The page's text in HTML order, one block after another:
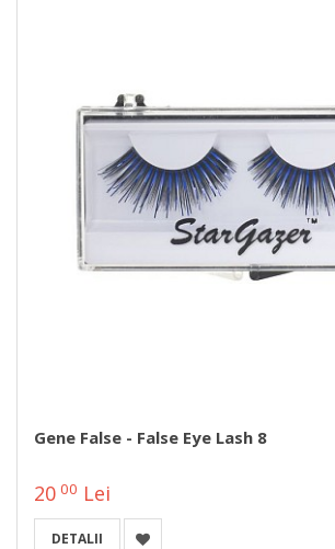
Gene False - False Eye Lash 8
20 00 Lei
DETALII